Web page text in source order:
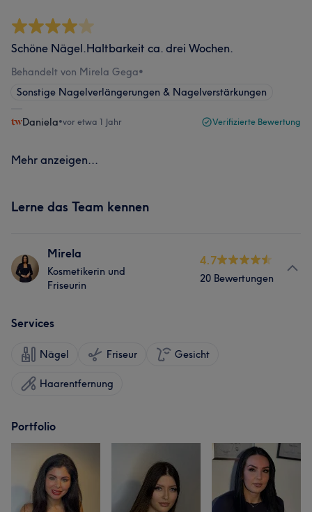
Schöne Nägel.Haltbarkeit ca. drei Wochen.
Behandelt von Mirela Gega•
Sonstige Nagelverlängerungen & Nagelverstärkungen
Daniela•vor etwa 1 Jahr Verifizierte Bewertung
Mehr anzeigen...
Lerne das Team kennen
Mirela
Kosmetikerin und
Friseurin
4.7
20 Bewertungen
Services
Nägel Friseur Gesicht
Haarentfernung
Portfolio